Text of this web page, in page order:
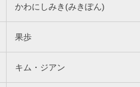
かわにしみき(みきぽん)
果歩
キム・ジアン